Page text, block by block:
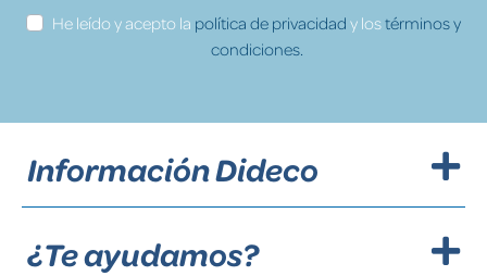
He leído y acepto la política de privacidad y lostérminos y
condiciones.
Información Dideco
¿Te ayudamos?